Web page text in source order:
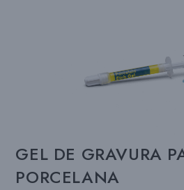
GEL DE GRAVURA
PORCELANA